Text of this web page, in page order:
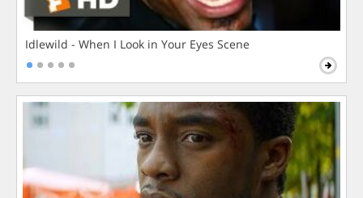
Idlewild - When I Look in Your Eyes Scene